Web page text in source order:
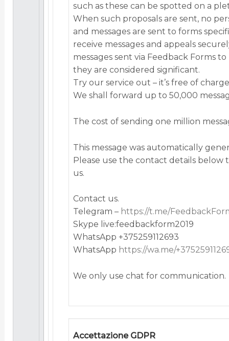
such as these can be spotted on a
When such proposals are sent, no
and messages are sent to forms
receive messages and appeals
messages sent via Feedback Forms to
they are considered significant.
Try our service out – it’s free of
We shall forward up to 50,000
The cost of sending one million
This message was automatically
Please use the contact details
us.
Contact us.
Telegram – https://t.me/
Skype live:feedbackform2019
WhatsApp +375259112693
WhatsApp https://wa.me/
We only use chat for communication.
Accettazione GDPR